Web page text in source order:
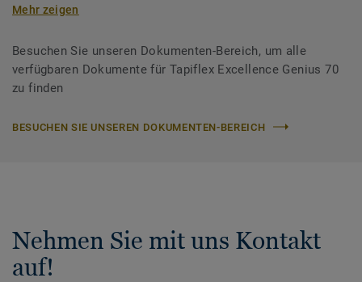
Mehr zeigen
Besuchen Sie unseren Dokumenten-Bereich, um alle
verfügbaren Dokumente für Tapiflex Excellence Genius 70
zu finden
BESUCHEN SIE UNSEREN DOKUMENTEN-BEREICH
Nehmen Sie mit uns Kontakt
auf!